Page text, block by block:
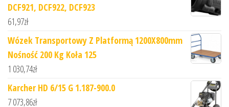
DCF921, DCF922, DCF923
61,97zł
Wózek Transportowy Z Platformą 1200X800mm
Nośność 200 Kg Koła 125
1 030,74zł
Karcher HD 6/15 G 1.187-900.0
7 073,86zł